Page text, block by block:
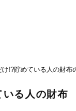
!?貯めている人の財布
る人の財布